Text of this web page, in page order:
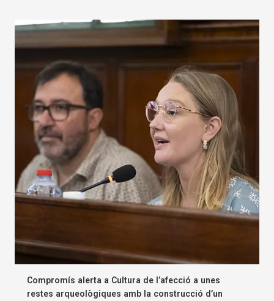
Compromís alerta a Cultura de l’afecció a unes
restes arqueològiques amb la construcció d’un